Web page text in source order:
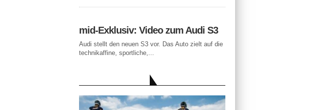
mid-Exklusiv: Video zum Audi S3
Audi stellt den neuen S3 vor. Das Auto zielt auf die
technikaffine, sportliche,...